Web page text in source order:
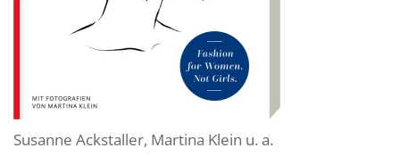
Susanne Ackstaller, Martina Klein u. a.